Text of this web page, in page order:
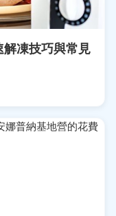
凍技巧與常見